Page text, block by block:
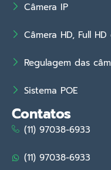
Câmera IP
Câmera HD, Full
Regulagem das
Sistema POE
Contatos
(11) 97038-6933
(11) 97038-6933